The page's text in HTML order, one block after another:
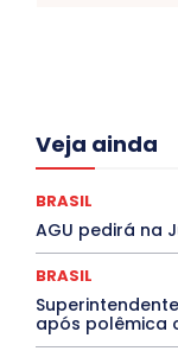
Veja ainda
Acre
Congressuanas
Covid-19
DESTAQUES
ELEIÇÕES
BRASIL
AGU pedirá na
BRASIL
após polêmica